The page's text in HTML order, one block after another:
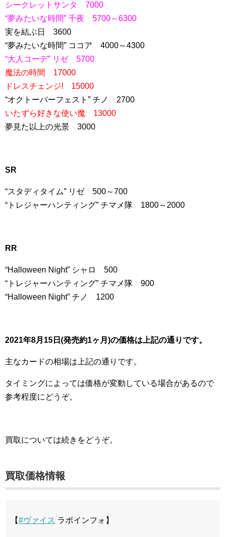
シークレットサンタ 7000
“夢みたいな時間” 千夜 5700～6300
実を結ぶ日 3600
“夢みたいな時間” ココア 4000～4300
“大人コーデ” リゼ 5700
魔法の時間 17000
ドレスチェンジ! 15000
“オクトーバーフェスト” チノ 2700
いたずら好きな使い魔 13000
夢見た以上の光景 3000
SR
“スタディタイム” リゼ 500～700
“トレジャーハンティング” チマメ隊 1800～2000
RR
“Halloween Night” シャロ 500
“トレジャーハンティング” チマメ隊 900
“Halloween Night” チノ 1200
2021年8月15日(発売約1ヶ月)の価格は上記の通りです。
主なカードの相場は上記の通りです。
タイミングによっては価格が変動している場合があるので
参考程度にどうぞ。
買取については続きをどうぞ。
買取価格情報
【#ヴァイス ラボインフォ】